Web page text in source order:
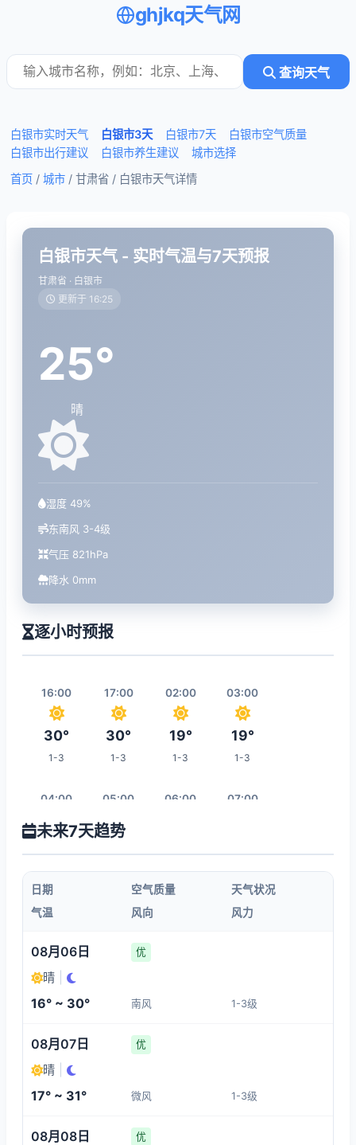
ghjkq天气网
查询天气
白银市实时天气 白银市3天 白银市7天
白银市空气质量
白银市出行建议
白银市养生建议
城市选择
首页 / 城市 / 甘肃省 / 白银市天气详情
白银市天气 - 实时气温与7天预报
甘肃省 · 白银市
更新于 16:25
25°
晴
湿度 49%
东南风 3-4级
气压 821hPa
降水 0mm
逐小时预报
16:00
30°
1-3
17:00
30°
1-3
02:00
19°
1-3
03:00
19°
1-3
04:00
18°
05:00
17°
06:00 07:00
08:00
19°
1-3
09:00 11:00
18:00
30°
1-3
12:00 14:00
未来7天趋势
日期 空气质量
天气状况
气温
风向 风力
08月06日 优
晴
16° ~ 30° 南风 1-3级
08月07日 优
晴
17° ~ 31° 微风 1-3级
08月08日 优